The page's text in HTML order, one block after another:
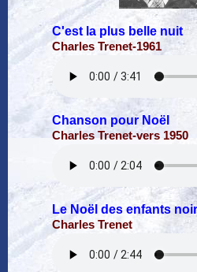
C'est la plus belle nuit
Charles Trenet-1961
Chanson pour Noël
Charles Trenet-vers 1950
Le Noël des enfants
Charles Trenet